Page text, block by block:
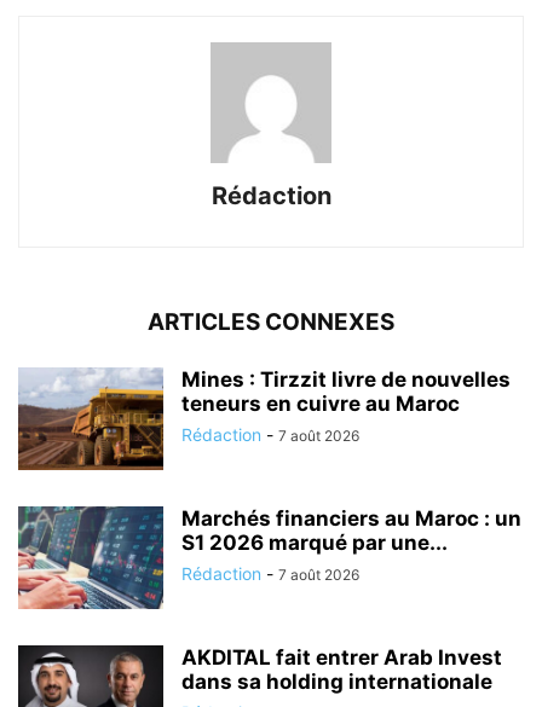
Rédaction
ARTICLES CONNEXES
Mines : Tirzzit livre de nouvelles
teneurs en cuivre au Maroc
Rédaction - 7 août 2026
Marchés financiers au Maroc : un
S1 2026 marqué par une...
Rédaction - 7 août 2026
AKDITAL fait entrer Arab Invest
dans sa holding internationale